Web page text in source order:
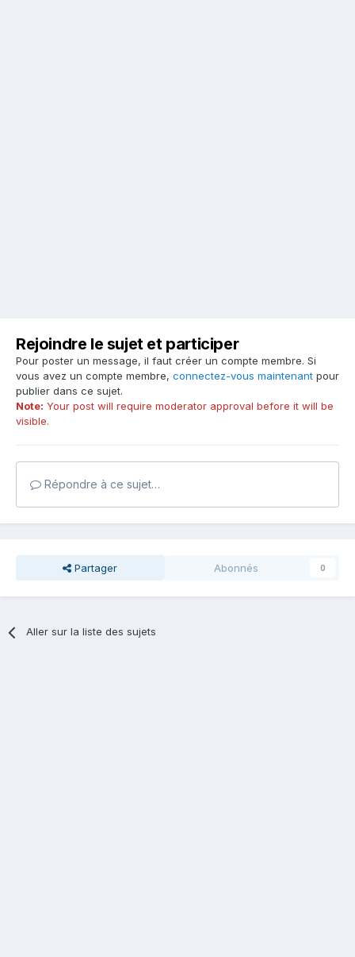
Rejoindre le sujet et participer
Pour poster un message, il faut créer un compte membre. Si
vous avez un compte membre, connectez-vous maintenant pour
publier dans ce sujet.
Note: Your post will require moderator approval before it will be
visible.
Répondre à ce sujet…
Partager Abonnés 0
Aller sur la liste des sujets